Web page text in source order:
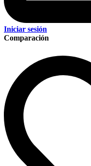
Iniciar sesión
Comparación